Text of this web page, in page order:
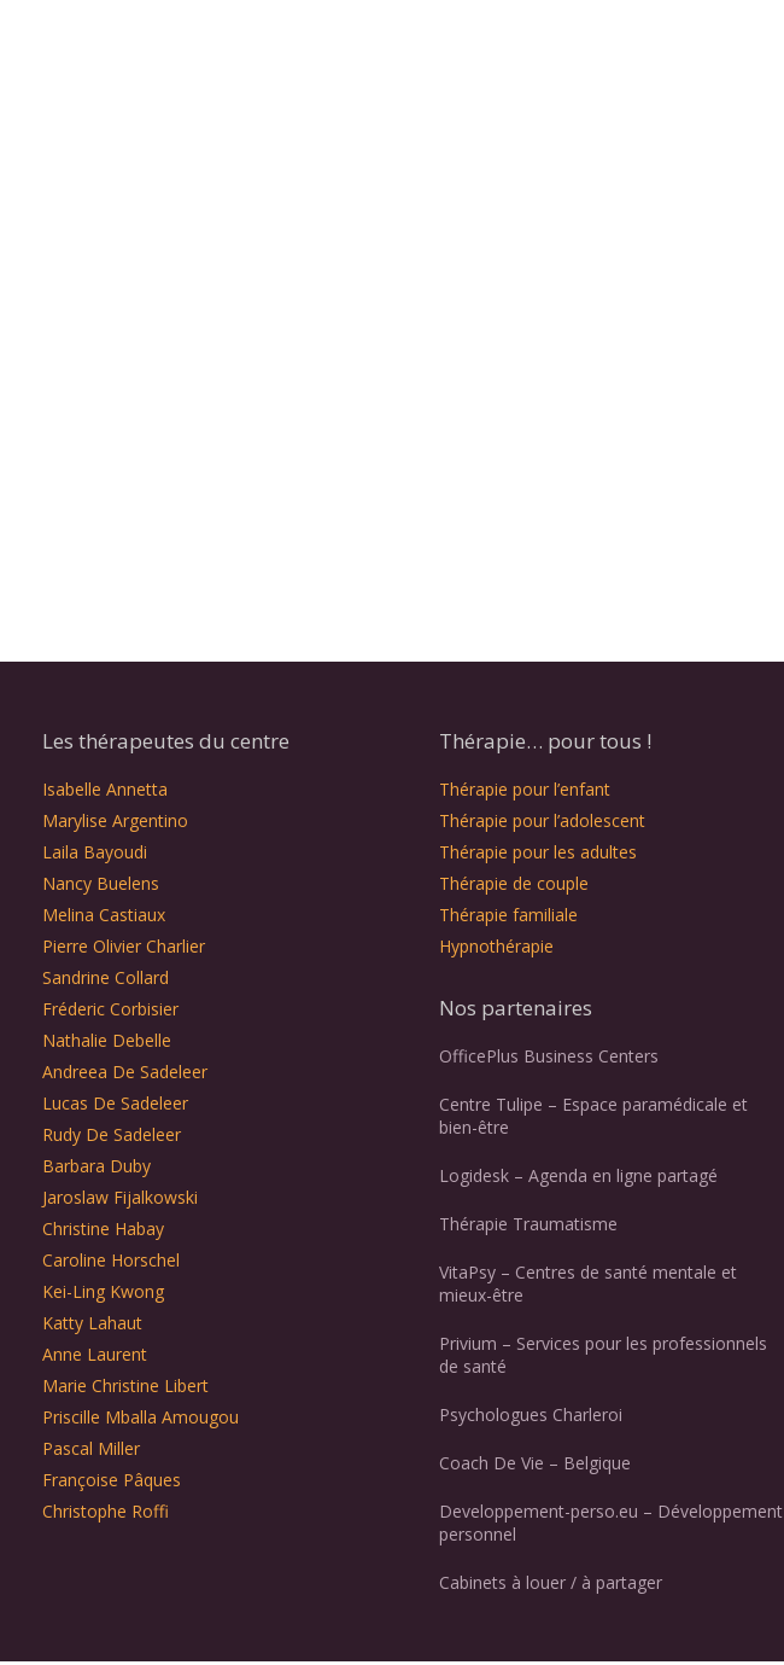
Les thérapeutes du centre
Isabelle Annetta
Marylise Argentino
Laila Bayoudi
Nancy Buelens
Melina Castiaux
Pierre Olivier Charlier
Sandrine Collard
Fréderic Corbisier
Nathalie Debelle
Andreea De Sadeleer
Lucas De Sadeleer
Rudy De Sadeleer
Barbara Duby
Jaroslaw Fijalkowski
Christine Habay
Caroline Horschel
Kei-Ling Kwong
Katty Lahaut
Anne Laurent
Marie Christine Libert
Priscille Mballa Amougou
Pascal Miller
Françoise Pâques
Christophe Roffi
Thérapie… pour tous !
Thérapie pour l’enfant
Thérapie pour l’adolescent
Thérapie pour les adultes
Thérapie de couple
Thérapie familiale
Hypnothérapie
Nos partenaires
OfficePlus Business Centers
Centre Tulipe – Espace paramédicale et
bien-être
Logidesk – Agenda en ligne partagé
Thérapie Traumatisme
VitaPsy – Centres de santé mentale et
mieux-être
Privium – Services pour les professionnels
de santé
Psychologues Charleroi
Coach De Vie – Belgique
Developpement-perso.eu – Développement
personnel
Cabinets à louer / à partager